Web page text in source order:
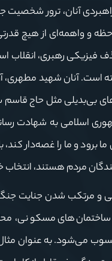
راهبردی آنان، ترور
و واهمه‌ای از هیچ
آنان شهید مطهری، آن
مثل حاج قاسم
اسلامی به شهادت
برود و ما را غصه‌دار
مردم هستند، انتخاب
و مرتکب شدن جنایت
مسکونی،
می‌شود. به عنوان